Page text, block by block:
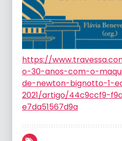
https://
o-30-anos-com-o-
de-newton-bignotto-1-
2021/artigo/44c9ccf9-
e7da51567d9a